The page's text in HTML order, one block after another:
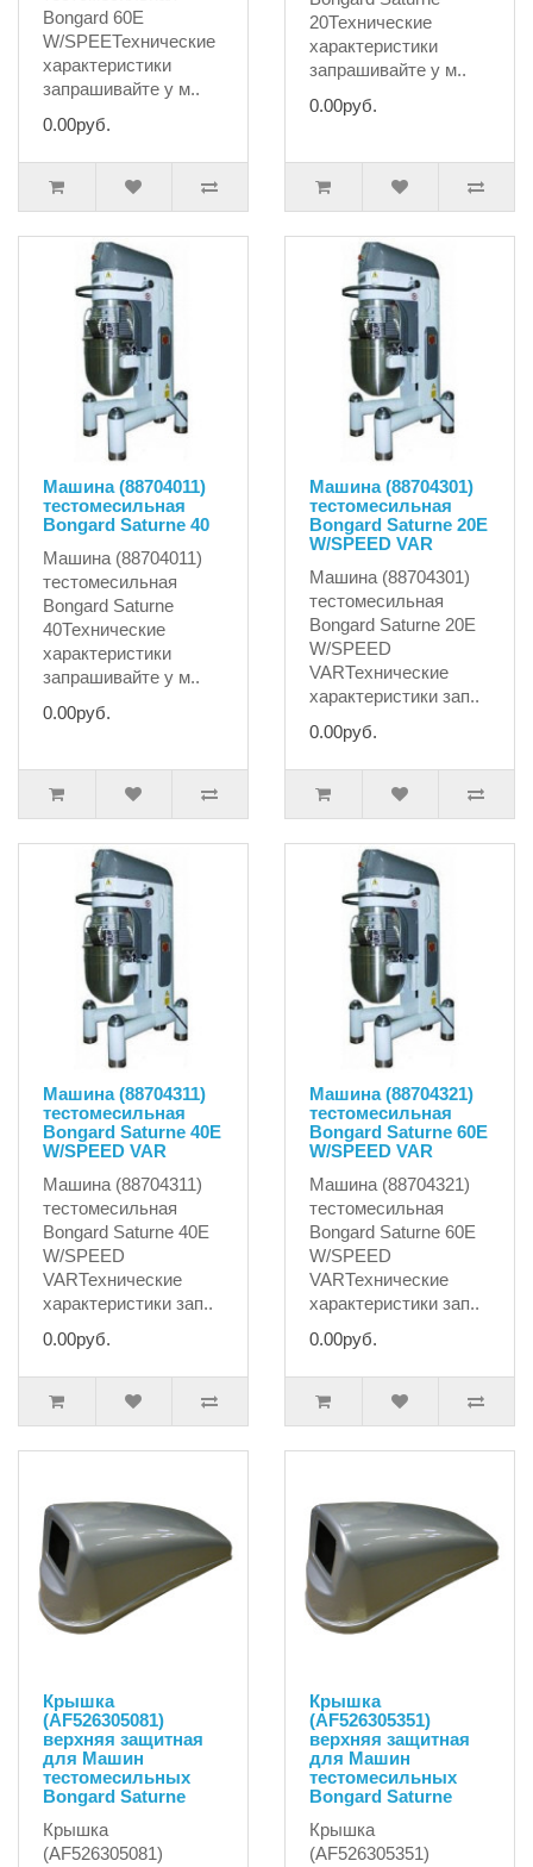
Bongard 60E
W/SPEEТехнические
характеристики
запрашивайте у м..
0.00руб.
20Технические
характеристики
запрашивайте у м..
0.00руб.
Машина (88704011)
тестомесильная
Bongard Saturne 40
Машина (88704011)
тестомесильная
Bongard Saturne
40Технические
характеристики
запрашивайте у м..
0.00руб.
Машина (88704301)
тестомесильная
Bongard Saturne 20E
W/SPEED VAR
Машина (88704301)
тестомесильная
Bongard Saturne 20E
W/SPEED
VARТехнические
характеристики зап..
0.00руб.
Машина (88704311)
тестомесильная
Bongard Saturne 40E
W/SPEED VAR
Машина (88704311)
тестомесильная
Bongard Saturne 40E
W/SPEED
VARТехнические
характеристики зап..
0.00руб.
Машина (88704321)
тестомесильная
Bongard Saturne 60E
W/SPEED VAR
Машина (88704321)
тестомесильная
Bongard Saturne 60E
W/SPEED
VARТехнические
характеристики зап..
0.00руб.
Крышка
(AF526305081)
верхняя защитная
для Машин
тестомесильных
Bongard Saturne
Крышка
(AF526305081)
Крышка
(AF526305351)
верхняя защитная
для Машин
тестомесильных
Bongard Saturne
Крышка
(AF526305351)